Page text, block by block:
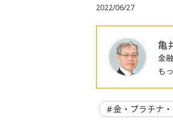
2022/06/27
亀
金
も
金・プラチナ